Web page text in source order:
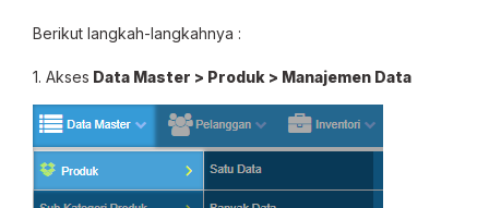
Berikut langkah-langkahnya :
1. Akses Data Master > Produk > Manajemen Data